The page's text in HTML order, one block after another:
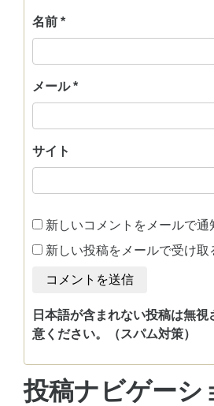
名前 *
メール *
サイト
新しいコメントをメールで通
新しい投稿をメールで受け取
日本語が含まれない投稿は無
意ください。（スパム対策）
投稿ナビゲーシ